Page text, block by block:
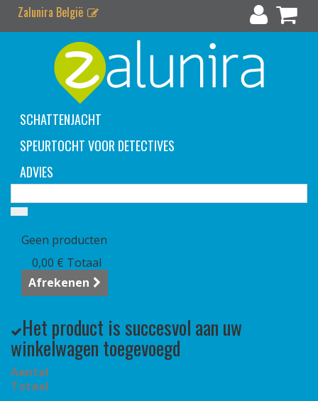
Zalunira België
SCHATTENJACHT
SPEURTOCHT VOOR DETECTIVES
ADVIES
Geen producten
0,00 € Totaal
Afrekenen
Het product is succesvol aan uw
winkelwagen toegevoegd
Aantal
Totaal